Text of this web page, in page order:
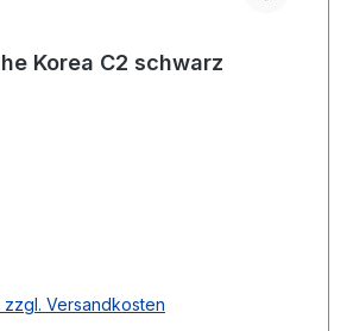
Korea C2 schwarz
zzgl. Versandkosten